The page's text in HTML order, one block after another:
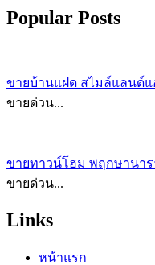
Popular Posts
ขายบ้านแฝด สไมล์แลนด์แ
ขายด่วน...
ขายทาวน์โฮม พฤกษานาร
ขายด่วน...
Links
หน้าแรก